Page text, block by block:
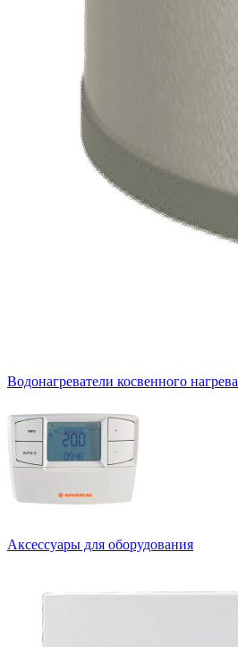
Водонагреватели косвенного нагрева
Аксессуары для оборудования